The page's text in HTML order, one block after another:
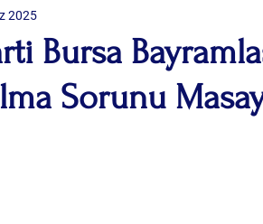
FacebookX (Twitter)
Bursa
Sorunu
2025